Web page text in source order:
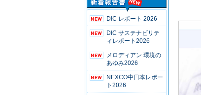
DIC レポート 2026
DIC サステナビリテ
ィレポート2026
メロディアン 環境の
あゆみ2026
NEXCO中日本レポー
ト2026